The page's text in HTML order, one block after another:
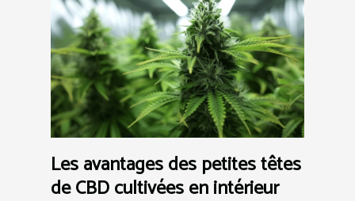
Les avantages des petites têtes
de CBD cultivées en intérieur